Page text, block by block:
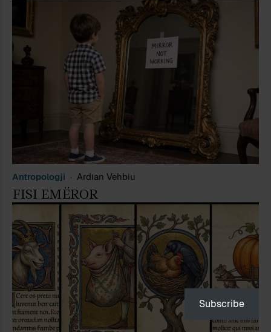
Antropologji Ardian Vehbiu
FISI EMËROR
Subscribe